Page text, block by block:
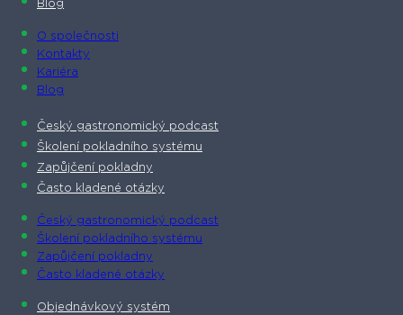
Blog
O společnosti​
Kontakty
Kariéra
Blog
Český gastronomický podcast​
Školení pokladního systému
Zapůjčení pokladny
Často kladené otázky
Český gastronomický podcast​
Školení pokladního systému
Zapůjčení pokladny
Často kladené otázky
Objednávkový systém